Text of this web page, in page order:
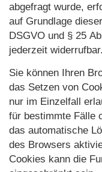
abgefragt wurde,
auf Grundlage
DSGVO und § 25
jederzeit widerrufbar.
Sie können Ihren
das Setzen von
nur im Einzelfall
für bestimmte Fälle
das automatische
des Browsers
Cookies kann die